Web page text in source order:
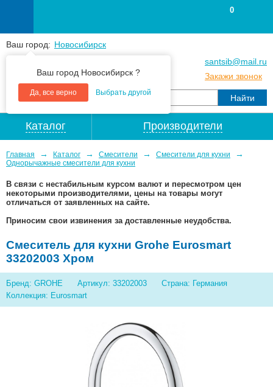
Ваш город: Новосибирск
Ваш город Новосибирск ?
Да, все верно Выбрать другой
+7(383) 213 79 30
santsib@mail.ru
Закажи звонок
0
Каталог Производители
Главная → Каталог → Смесители → Смесители для кухни →
Однорычажные смесители для кухни
В связи с нестабильным курсом валют и пересмотром цен
некоторыми производителями, цены на товары могут
отличаться от заявленных на сайте.
Приносим свои извинения за доставленные неудобства.
Смеситель для кухни Grohe Eurosmart
33202003 Хром
Бренд: GROHE Артикул: 33202003
Страна: Германия
Коллекция: Eurosmart